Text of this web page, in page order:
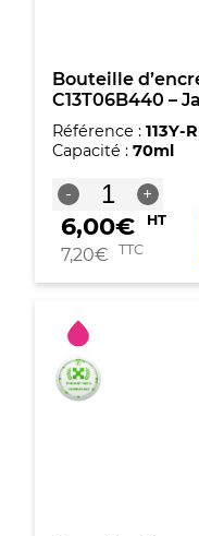
Bouteille
C13T06B440 –
Référence : 113Y-R
Capacité : 70ml
-
quantité
de
Bouteille
d'encre
Epson
-
C13T06B440
-
Jaune
+
6,00€ HT
7,20€ TTC